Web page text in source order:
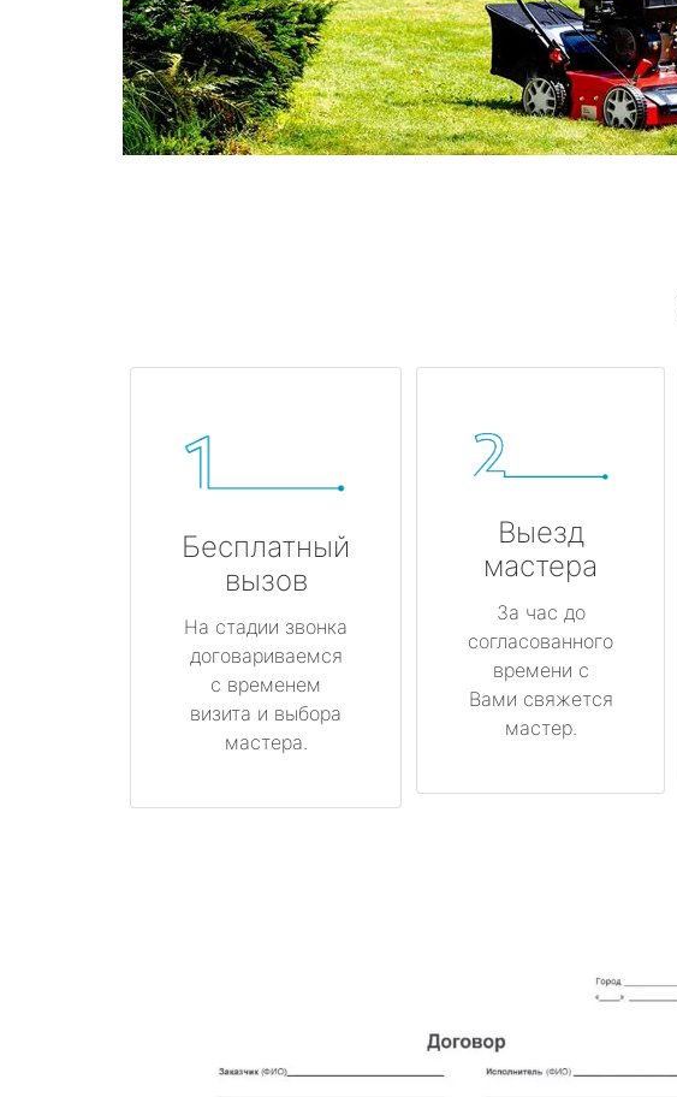
Бесплатный
вызов
На стадии звонка
договариваемся
с временем
визита и выбора
мастера.
Выезд
мастера
За час до
согласованного
времени с
Вами свяжется
мастер.